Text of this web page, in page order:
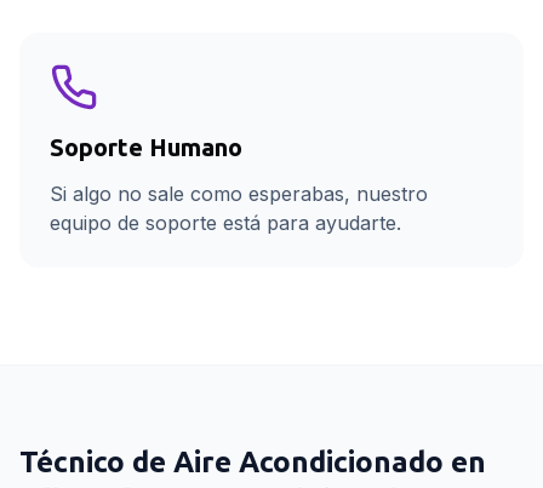
Soporte Humano
Si algo no sale como esperabas, nuestro
equipo de soporte está para ayudarte.
Técnico de Aire Acondicionado en